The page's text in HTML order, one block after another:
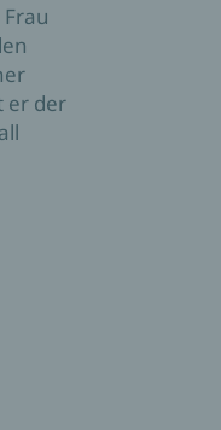
er der
Sie